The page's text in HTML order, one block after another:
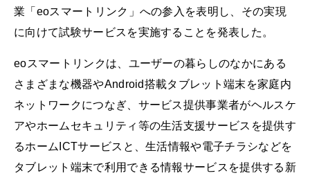
業「eoスマートリンク」への参入を表明し、その実現
に向けて試験サービスを実施することを発表した。
eoスマートリンクは、ユーザーの暮らしのなかにある
さまざまな機器やAndroid搭載タブレット端末を家庭内
ネットワークにつなぎ、サービス提供事業者がヘルスケ
アやホームセキュリティ等の生活支援サービスを提供す
るホームICTサービスと、生活情報や電子チラシなどを
タブレット端末で利用できる情報サービスを提供する新